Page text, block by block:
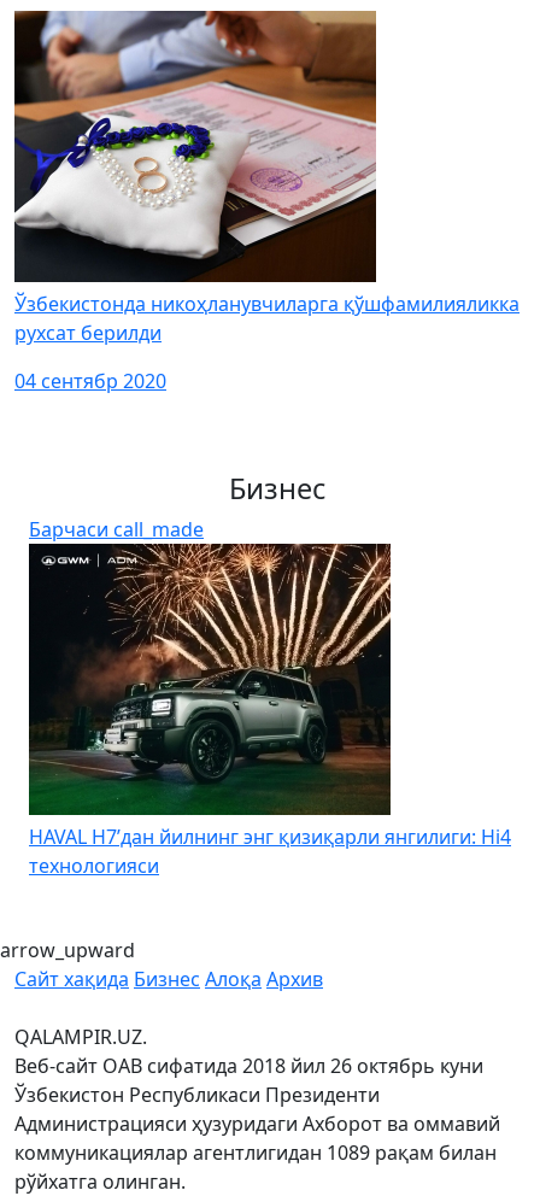
Ўзбекистонда никоҳланувчиларга қўшфамилияликка
рухсат берилди
04 сентябр 2020
Бизнес
Барчаси call_made
HAVAL H7’дан йилнинг энг қизиқарли янгилиги: Hi4
технологияси
arrow_upward
Сайт хақида Бизнес Алоқа Архив
QALAMPIR.UZ.
Веб-сайт ОАВ сифатида 2018 йил 26 октябрь куни
Ўзбекистон Республикаси Президенти
Администрацияси ҳузуридаги Ахборот ва оммавий
коммуникациялар агентлигидан 1089 рақам билан
рўйхатга олинган.